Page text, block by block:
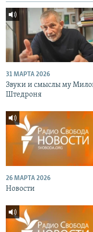
31 МАРТА 2026
Звуки и смыслы му
Штедроня
26 МАРТА 2026
Новости